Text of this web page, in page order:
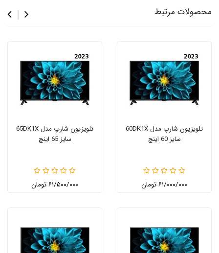
محصولات مرتبط
تلویزیون شارپ مدل 60DK1X
سایز 60 اینچ
۶۱/۰۰۰/۰۰۰ تومان
تلویزیون شارپ مدل 65DK1X
سایز 65 اینچ
۶۱/۵۰۰/۰۰۰ تومان